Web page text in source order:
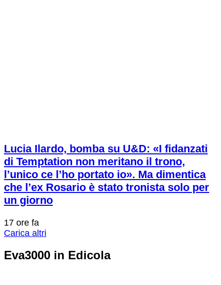
Lucia Ilardo, bomba su U&D: «I fidanzati
di Temptation non meritano il trono,
l’unico ce l’ho portato io». Ma dimentica
che l’ex Rosario è stato tronista solo per
un giorno
17 ore fa
Carica altri
Eva3000 in Edicola